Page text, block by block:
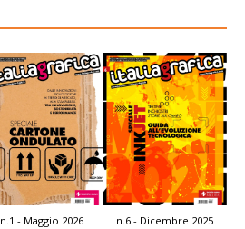
n.1 - Maggio 2026 n.6 - Dicembre 2025